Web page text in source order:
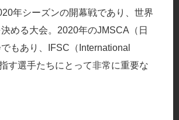
年シーズンの開幕戦であり、世界
める大会。2020年のJMSCA（日
もあり、IFSC（International
す選手たちにとって非常に重要な